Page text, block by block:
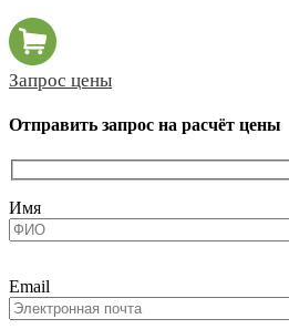
Запрос цены
Отправить запрос на расчёт цены
Имя
Email